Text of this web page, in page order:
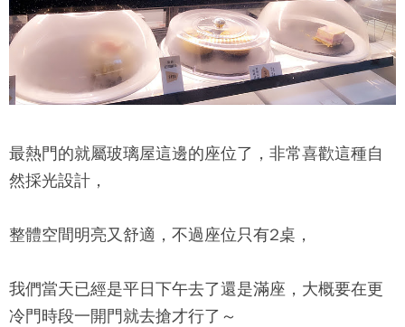
最熱門的就屬玻璃屋這邊的座位了，非常喜歡這種自
然採光設計，
整體空間明亮又舒適，不過座位只有2桌，
我們當天已經是平日下午去了還是滿座，大概要在更
冷門時段一開門就去搶才行了～